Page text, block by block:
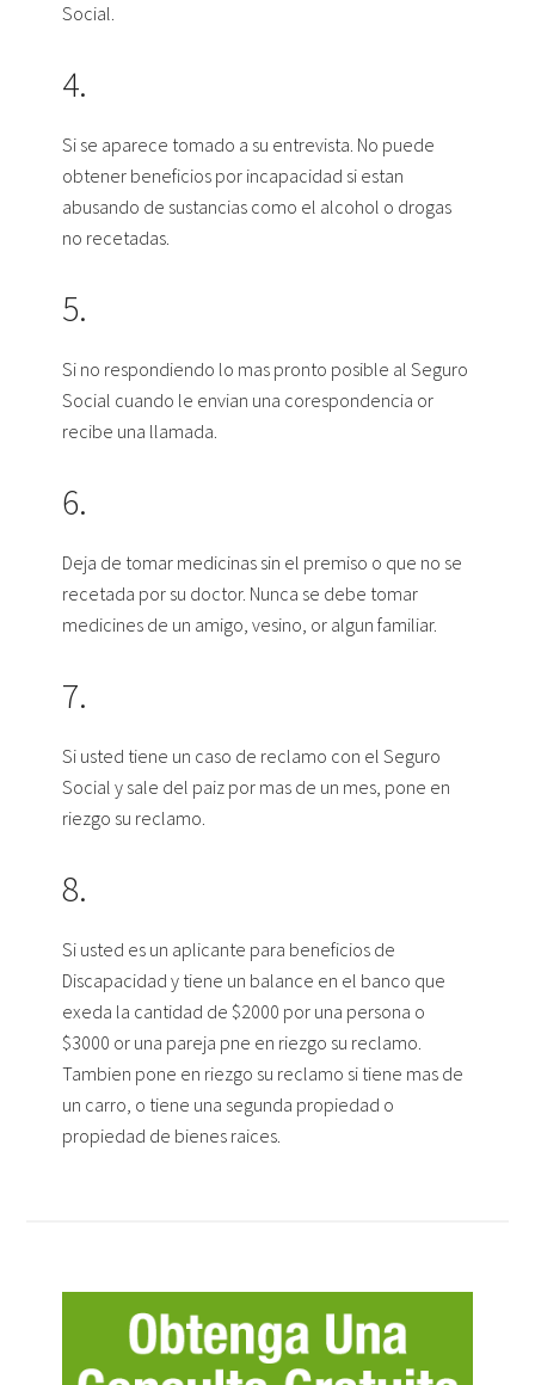
Social.
4.
Si se aparece tomado a su entrevista. No puede
obtener beneficios por incapacidad si estan
abusando de sustancias como el alcohol o drogas
no recetadas.
5.
Si no respondiendo lo mas pronto posible al Seguro
Social cuando le envian una corespondencia or
recibe una llamada.
6.
Deja de tomar medicinas sin el premiso o que no se
recetada por su doctor. Nunca se debe tomar
medicines de un amigo, vesino, or algun familiar.
7.
Si usted tiene un caso de reclamo con el Seguro
Social y sale del paiz por mas de un mes, pone en
riezgo su reclamo.
8.
Si usted es un aplicante para beneficios de
Discapacidad y tiene un balance en el banco que
exeda la cantidad de $2000 por una persona o
$3000 or una pareja pne en riezgo su reclamo.
Tambien pone en riezgo su reclamo si tiene mas de
un carro, o tiene una segunda propiedad o
propiedad de bienes raices.